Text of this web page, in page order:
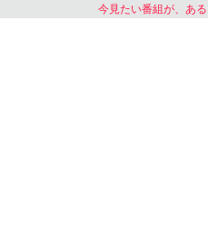
今見たい番組が、ある